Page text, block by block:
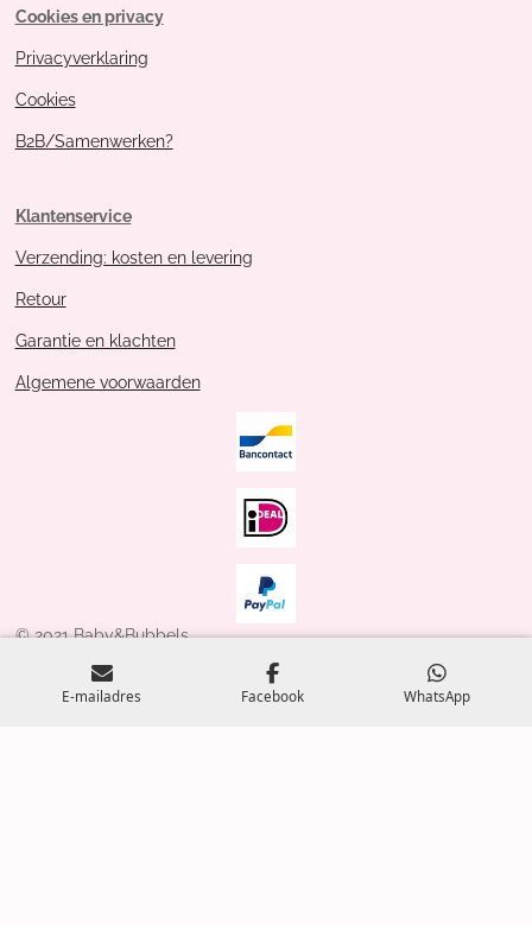
Cookies en privacy
Privacyverklaring
Cookies
B2B/Samenwerken?
Klantenservice
Verzending: kosten en levering
Retour
Garantie en klachten
Algemene voorwaarden
© 2021 Baby&Bubbels
Powered byJouwWeb
E-mailadres Facebook WhatsApp